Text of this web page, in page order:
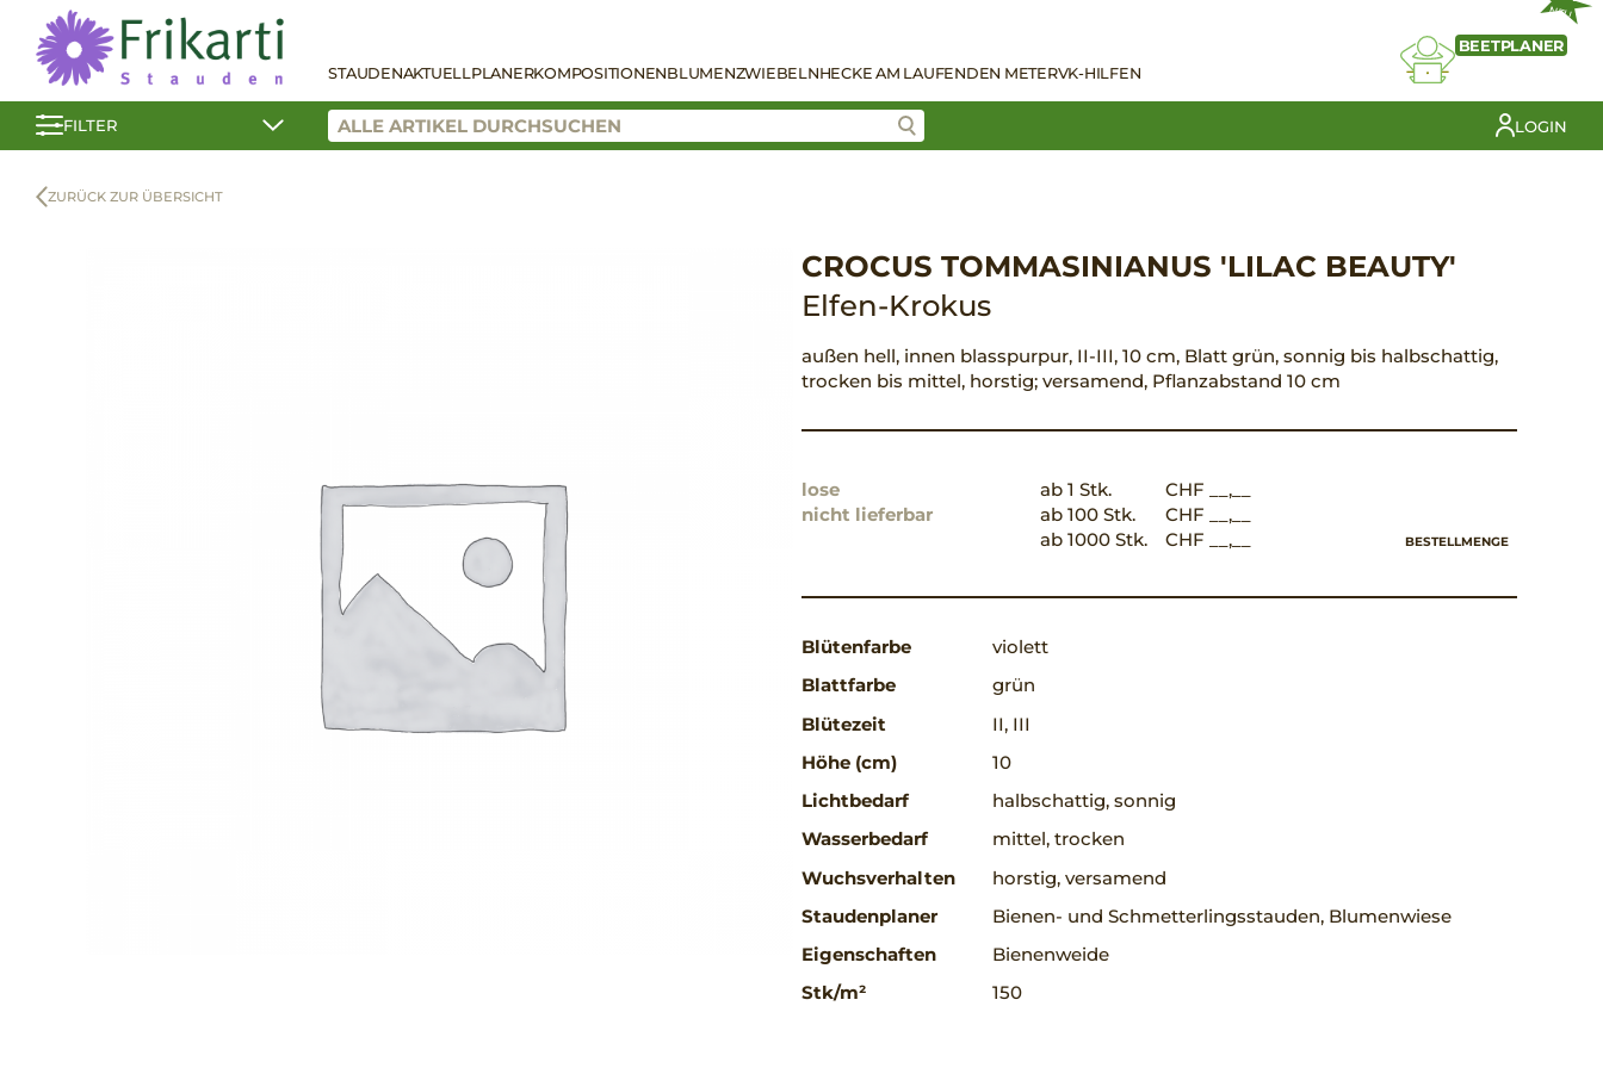
STAUDENAKTUELLPLANERKOMPOSITIONENBLUMENZWIEBELNHECKE AM LAUFENDEN METERVK-HILFEN
NEU
BEETPLANER
FILTER LOGIN
ZURÜCK ZUR ÜBERSICHT
CROCUS TOMMASINIANUS 'LILAC BEAUTY'
Elfen-Krokus
außen hell, innen blasspurpur, II-III, 10 cm, Blatt grün, sonnig bis halbschattig,
trocken bis mittel, horstig; versamend, Pflanzabstand 10 cm
lose
nicht lieferbar
ab 1 Stk.
CHF __,__
ab 100 Stk.
CHF __,__
ab 1000 Stk.
CHF __,__ BESTELLMENGE
Blütenfarbe
violett
Blattfarbe
grün
Blütezeit
II, III
Höhe (cm)
10
Lichtbedarf
halbschattig, sonnig
Wasserbedarf
mittel, trocken
Wuchsverhalten
horstig, versamend
Staudenplaner
Bienen- und Schmetterlingsstauden, Blumenwiese
Eigenschaften
Bienenweide
Stk/m²
150